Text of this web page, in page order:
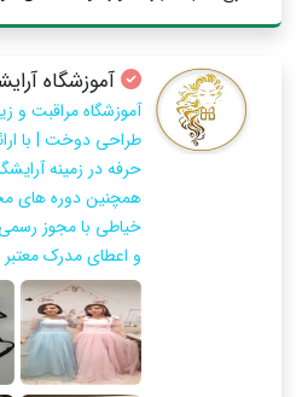
آموزشگاه
آموزشگاه مراقبت و
حرفه در زمینه
همچنین دوره های
خیاطی با مجوز
و اعطای مدرک معتبر